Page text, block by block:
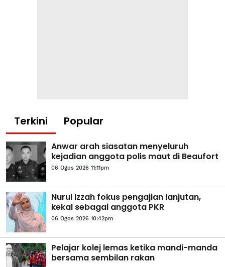
Terkini Popular
Anwar arah siasatan menyeluruh
kejadian anggota polis maut di Beaufort
06 Ogos 2026 11:11pm
Nurul Izzah fokus pengajian lanjutan,
kekal sebagai anggota PKR
06 Ogos 2026 10:42pm
Pelajar kolej lemas ketika mandi-manda
bersama sembilan rakan